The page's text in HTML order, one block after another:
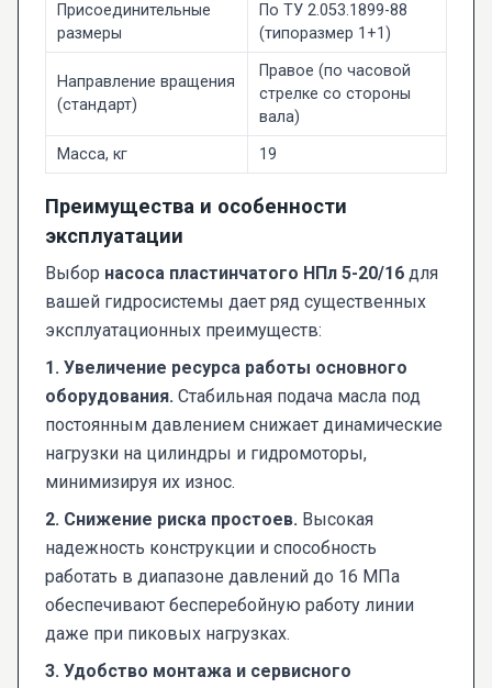
Присоединительные
размеры
По ТУ 2.053.1899-88
(типоразмер 1+1)
Направление вращения
(стандарт)
Правое (по часовой
стрелке со стороны
вала)
Масса, кг
19
Преимущества и особенности
эксплуатации
Выбор насоса пластинчатого НПл 5-20/16 для
вашей гидросистемы дает ряд существенных
эксплуатационных преимуществ:
1. Увеличение ресурса работы основного
оборудования. Стабильная подача масла под
постоянным давлением снижает динамические
нагрузки на цилиндры и гидромоторы,
минимизируя их износ.
2. Снижение риска простоев. Высокая
надежность конструкции и способность
работать в диапазоне давлений до 16 МПа
обеспечивают бесперебойную работу линии
даже при пиковых нагрузках.
3. Удобство монтажа и сервисного